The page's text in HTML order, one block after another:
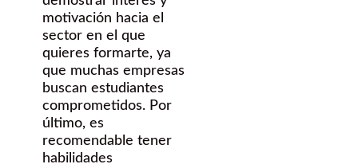
motivación hacia el
sector en el que
quieres formarte, ya
que muchas empresas
buscan estudiantes
comprometidos. Por
último, es
recomendable tener
habilidades